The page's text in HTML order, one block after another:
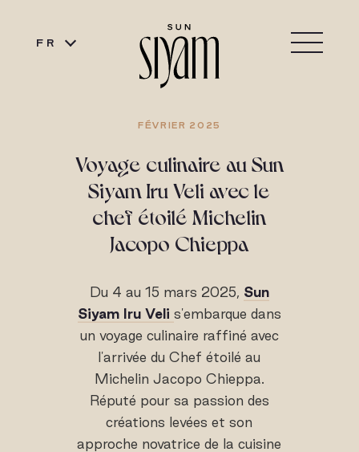
FR
FÉVRIER 2025
Voyage culinaire au Sun
Siyam Iru Veli avec le
chef étoilé Michelin
Jacopo Chieppa
Du 4 au 15 mars 2025, Sun
Siyam Iru Veli s'embarque dans
un voyage culinaire raffiné avec
l'arrivée du Chef étoilé au
Michelin Jacopo Chieppa.
Réputé pour sa passion des
créations levées et son
approche novatrice de la cuisine